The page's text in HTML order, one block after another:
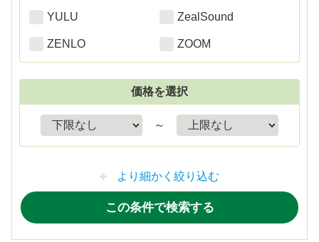
YULU ZealSound
ZENLO ZOOM
価格を選択
～
より細かく絞り込む